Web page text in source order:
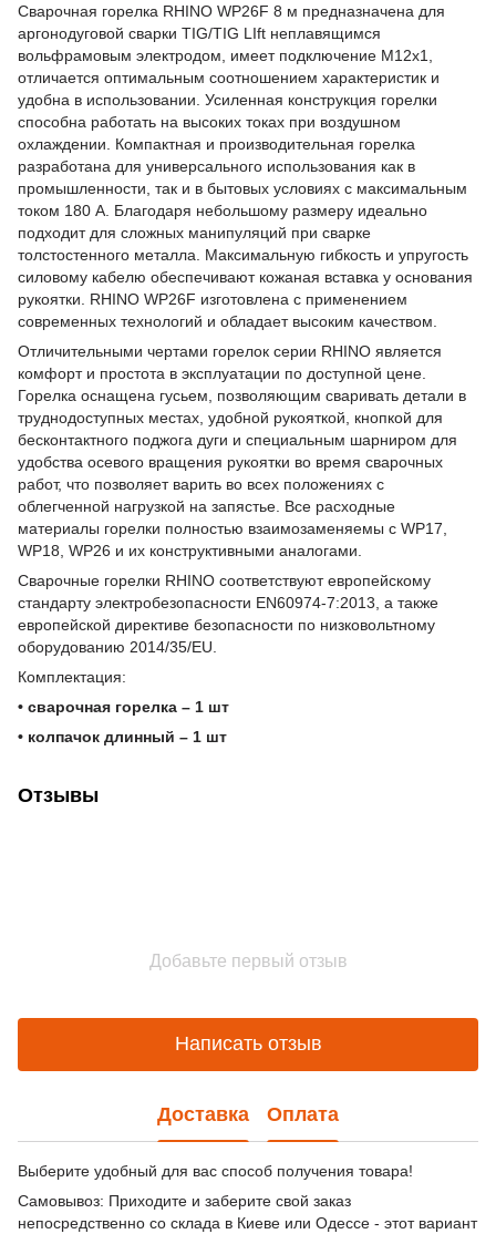
Сварочная горелка RHINO WP26F 8 м предназначена для
аргонодуговой сварки TIG/TIG LIft неплавящимся
вольфрамовым электродом, имеет подключение M12x1,
отличается оптимальным соотношением характеристик и
удобна в использовании. Усиленная конструкция горелки
способна работать на высоких токах при воздушном
охлаждении. Компактная и производительная горелка
разработана для универсального использования как в
промышленности, так и в бытовых условиях с максимальным
током 180 А. Благодаря небольшому размеру идеально
подходит для сложных манипуляций при сварке
толстостенного металла. Максимальную гибкость и упругость
силовому кабелю обеспечивают кожаная вставка у основания
рукоятки. RHINO WP26F изготовлена ​​с применением
современных технологий и обладает высоким качеством.
Отличительными чертами горелок серии RHINO является
комфорт и простота в эксплуатации по доступной цене.
Горелка оснащена гусьем, позволяющим сваривать детали в
труднодоступных местах, удобной рукояткой, кнопкой для
бесконтактного поджога дуги и специальным шарниром для
удобства осевого вращения рукоятки во время сварочных
работ, что позволяет варить во всех положениях с
облегченной нагрузкой на запястье. Все расходные
материалы горелки полностью взаимозаменяемы с WP17,
WP18, WP26 и их конструктивными аналогами.
Сварочные горелки RHINO соответствуют европейскому
стандарту электробезопасности EN60974-7:2013, а также
европейской директиве безопасности по низковольтному
оборудованию 2014/35/EU.
Комплектация:
• сварочная горелка – 1 шт
• колпачок длинный – 1 шт
Отзывы
Добавьте первый отзыв
Написать отзыв
Доставка Оплата
Выберите удобный для вас способ получения товара!
Самовывоз: Приходите и заберите свой заказ
непосредственно со склада в Киеве или Одессе - этот вариант